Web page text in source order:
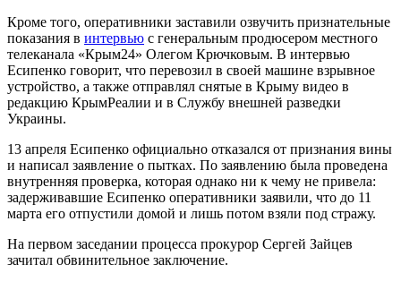
Кроме того, оперативники заставили озвучить признательные
показания в интервью с генеральным продюсером местного
телеканала «Крым24» Олегом Крючковым. В интервью
Есипенко говорит, что перевозил в своей машине взрывное
устройство, а также отправлял снятые в Крыму видео в
редакцию КрымРеалии и в Службу внешней разведки
Украины.
13 апреля Есипенко официально отказался от признания вины
и написал заявление о пытках. По заявлению была проведена
внутренняя проверка, которая однако ни к чему не привела:
задерживавшие Есипенко оперативники заявили, что до 11
марта его отпустили домой и лишь потом взяли под стражу.
На первом заседании процесса прокурор Сергей Зайцев
зачитал обвинительное заключение.